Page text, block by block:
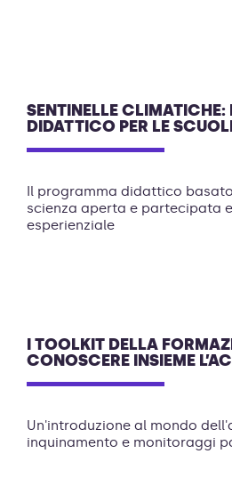
SENTINELLE
DIDATTICO PER LE
Il programma didattico
scienza aperta e partecipata
esperienziale
I TOOLKIT DELLA
CONOSCERE INSIEME
Un'introduzione al mondo
inquinamento e monitoraggi